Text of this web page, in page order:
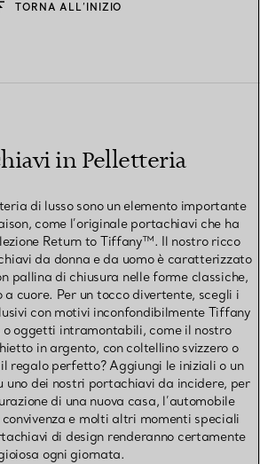
TORNA ALL’INIZIO
in Pelletteria
di lusso sono un elemento importante
come l’originale portachiavi che ha
Return to Tiffany™. Il nostro ricco
da donna e da uomo è caratterizzato
pallina di chiusura nelle forme classiche,
a cuore. Per un tocco divertente, scegli i
con motivi inconfondibilmente Tiffany
oggetti intramontabili, come il nostro
in argento, con coltellino svizzero o
regalo perfetto? Aggiungi le iniziali o un
uno dei nostri portachiavi da incidere, per
di una nuova casa, l’automobile
convivenza e molti altri momenti speciali
di design renderanno certamente
ogni giornata.